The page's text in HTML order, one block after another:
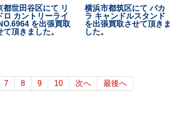
都世田谷区にて リ
ロ カントリーライ
を出張買取
て頂きました。
横浜市都筑区にて バカ
ラ キャンドルスタンド
を出張買取させて頂きま
した。
7 8 9 10 次へ 最後へ